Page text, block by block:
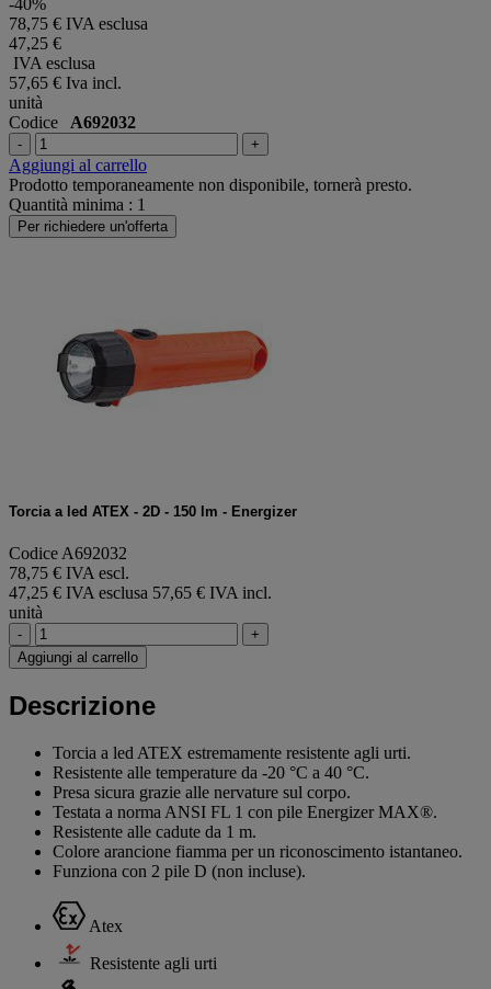
78,75 € IVA esclusa
47,25 €
IVA esclusa
57,65 € Iva incl.
unità
Codice A692032
- +
Aggiungi al carrello
Prodotto temporaneamente non disponibile, tornerà presto.
Quantità minima : 1
Per richiedere un'offerta
Torcia a led ATEX - 2D - 150 lm - Energizer
Codice A692032
78,75 € IVA escl.
47,25 € IVA esclusa 57,65 € IVA incl.
unità
-
+
Aggiungi al carrello
Descrizione
Torcia a led ATEX estremamente resistente agli urti.
Resistente alle temperature da -20 °C a 40 °C.
Presa sicura grazie alle nervature sul corpo.
Testata a norma ANSI FL 1 con pile Energizer MAX®.
Resistente alle cadute da 1 m.
Colore arancione fiamma per un riconoscimento istantaneo.
Funziona con 2 pile D (non incluse).
Atex
Resistente agli urti